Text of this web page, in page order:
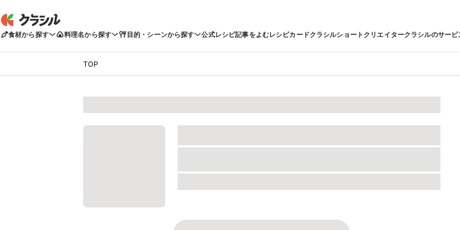
食材から探す 料理名から探す 目的・シーンから探す 公式レシピ記事をよむレシピカードクラシルショートクリエイタークラシルのサービ
TOP